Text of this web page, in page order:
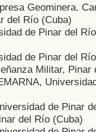
Geominera.
del Río (Cuba)
de Pinar del
de Pinar del
Militar, Pinar
de Pinar
del Río (Cuba)